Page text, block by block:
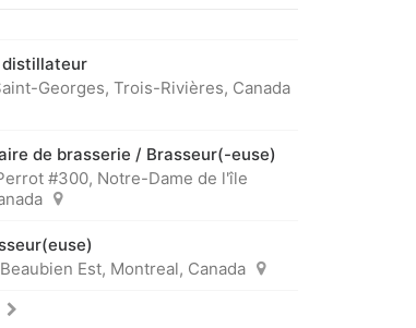
distillateur
Georges, Trois-Rivières, Canada
de brasserie / Brasseur(-euse)
#300, Notre-Dame de l'île
Est, Montreal, Canada